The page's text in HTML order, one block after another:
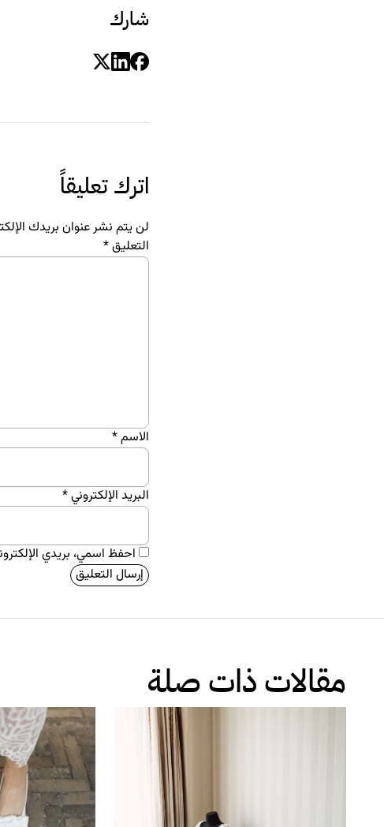
شارك
اترك تعليقاً
لن يتم نشر عنوان بريدك
التعليق*
الاسم*
البريد الإلكتروني*
احفظ اسمي، بريدي
مقالات ذات صلة